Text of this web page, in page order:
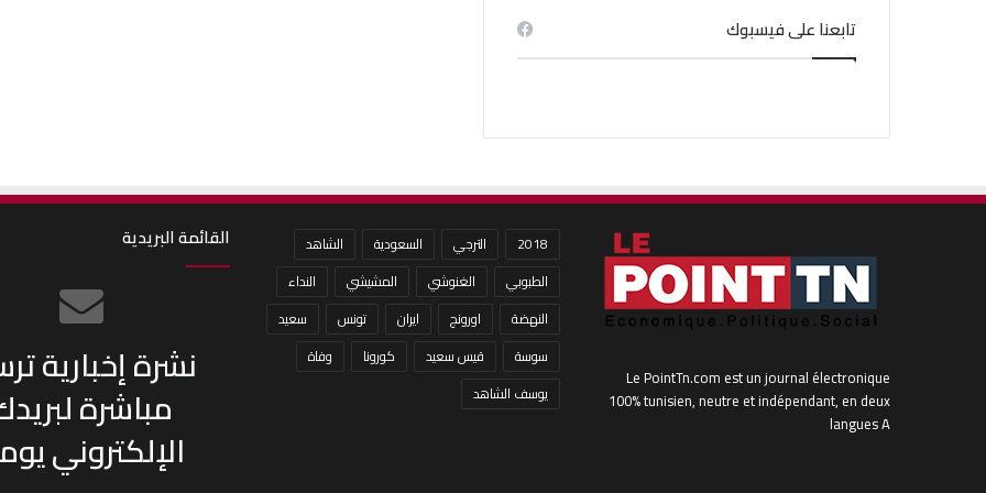
تابعنا على فيسبوك
Le PointTn.com est un journal électronique
100% tunisien, neutre et indépendant, en deux
langues A
2018 الترجي السعودية
الشاهد
الطبوبي
الغنوشي المشيشي
النداء
النهضة
اورونج ايران تونس
سعيد
سوسة
قيس سعيد كورونا
وفاة
يوسف الشاهد
القائمة البريدية
نشرة إخبارية
مباشرة
الإلكتروني